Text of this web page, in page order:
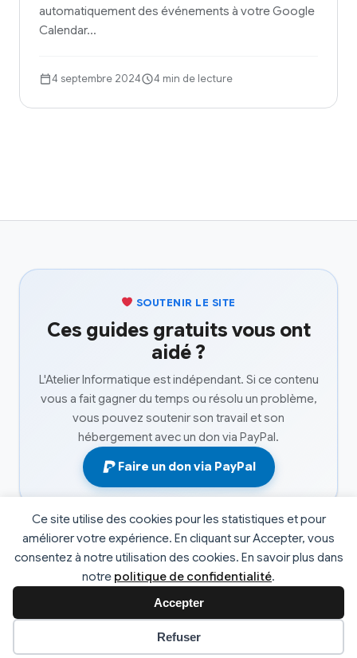
Ce site utilise des cookies pour les statistiques et pour
améliorer votre expérience. En cliquant sur Accepter, vous
consentez à notre utilisation des cookies. En savoir plus dans
notre politique de confidentialité.
Accepter
Refuser
Préférences des cookies
automatiquement des événements à votre Google
Calendar…
4 septembre 2024 4 min de lecture
SOUTENIR LE SITE
Ces guides gratuits vous ont
aidé ?
L'Atelier Informatique est indépendant. Si ce contenu
vous a fait gagner du temps ou résolu un problème,
vous pouvez soutenir son travail et son
hébergement avec un don via PayPal.
Faire un don via PayPal
© 2026 L'atelier informatique. Tous droits réservés. |
Fabrice Faucheux
Politique de Confidentialité